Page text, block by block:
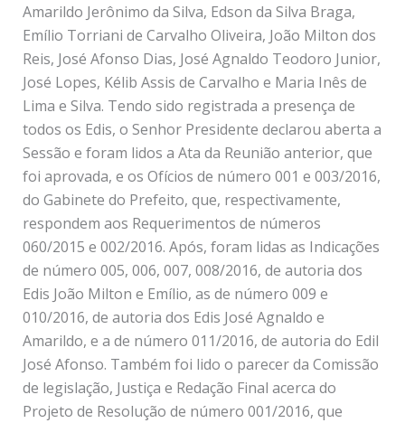
Amarildo Jerônimo da Silva, Edson da Silva Braga,
Emílio Torriani de Carvalho Oliveira, João Milton dos
Reis, José Afonso Dias, José Agnaldo Teodoro Junior,
José Lopes, Kélib Assis de Carvalho e Maria Inês de
Lima e Silva. Tendo sido registrada a presença de
todos os Edis, o Senhor Presidente declarou aberta a
Sessão e foram lidos a Ata da Reunião anterior, que
foi aprovada, e os Ofícios de número 001 e 003/2016,
do Gabinete do Prefeito, que, respectivamente,
respondem aos Requerimentos de números
060/2015 e 002/2016. Após, foram lidas as Indicações
de número 005, 006, 007, 008/2016, de autoria dos
Edis João Milton e Emílio, as de número 009 e
010/2016, de autoria dos Edis José Agnaldo e
Amarildo, e a de número 011/2016, de autoria do Edil
José Afonso. Também foi lido o parecer da Comissão
de legislação, Justiça e Redação Final acerca do
Projeto de Resolução de número 001/2016, que